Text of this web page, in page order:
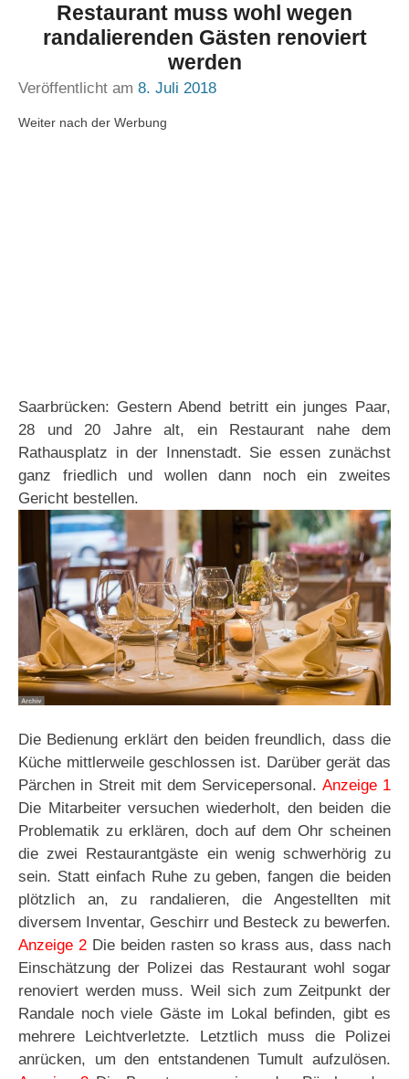
Restaurant muss wohl wegen
randalierenden Gästen renoviert
werden
Veröffentlicht am 8. Juli 2018
Weiter nach der Werbung
Saarbrücken: Gestern Abend betritt ein junges Paar,
28 und 20 Jahre alt, ein Restaurant nahe dem
Rathausplatz in der Innenstadt. Sie essen zunächst
ganz friedlich und wollen dann noch ein zweites
Gericht bestellen.
Die Bedienung erklärt den beiden freundlich, dass die
Küche mittlerweile geschlossen ist. Darüber gerät das
Pärchen in Streit mit dem Servicepersonal. Anzeige 1
Die Mitarbeiter versuchen wiederholt, den beiden die
Problematik zu erklären, doch auf dem Ohr scheinen
die zwei Restaurantgäste ein wenig schwerhörig zu
sein. Statt einfach Ruhe zu geben, fangen die beiden
plötzlich an, zu randalieren, die Angestellten mit
diversem Inventar, Geschirr und Besteck zu bewerfen.
Anzeige 2 Die beiden rasten so krass aus, dass nach
Einschätzung der Polizei das Restaurant wohl sogar
renoviert werden muss. Weil sich zum Zeitpunkt der
Randale noch viele Gäste im Lokal befinden, gibt es
mehrere Leichtverletzte. Letztlich muss die Polizei
anrücken, um den entstandenen Tumult aufzulösen.